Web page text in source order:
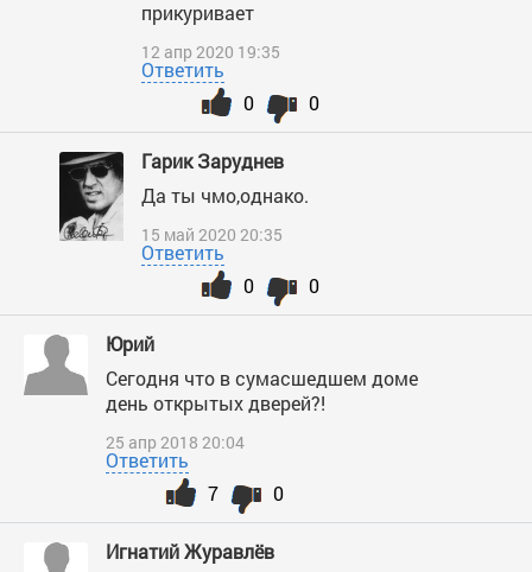
прикуривает
12 апр 2020 19:35
Ответить
0
0
Гарик Заруднев
Да ты чмо,однако.
15 май 2020 20:35
Ответить
0
0
Юрий
Сегодня что в сумасшедшем доме
день открытых дверей?!
25 апр 2018 20:04
Ответить
0
7
Игнатий Журавлёв